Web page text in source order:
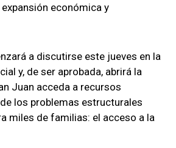
económica y
a discutirse este jueves en la
y, de ser aprobada, abrirá la
Juan acceda a recursos
los problemas estructurales
miles de familias: el acceso a la